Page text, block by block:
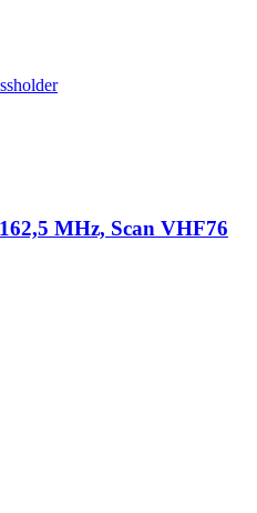
MHz, Scan VHF76